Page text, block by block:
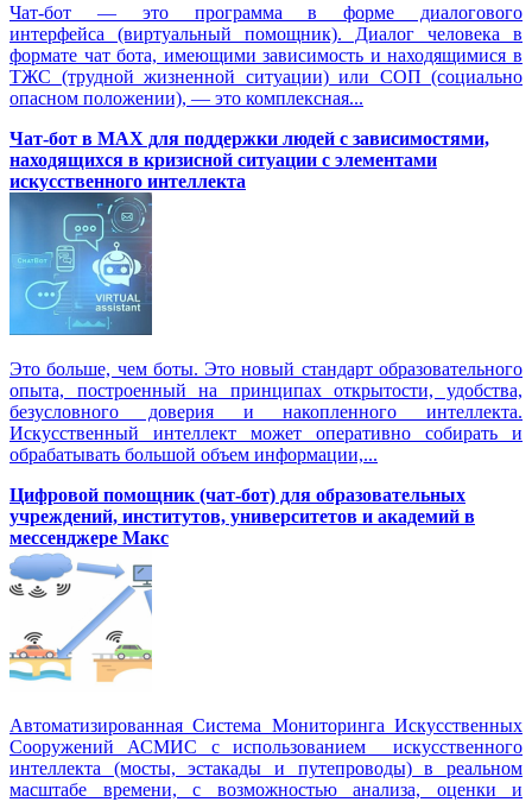
Чат-бот — это программа в форме диалогового
интерфейса (виртуальный помощник). Диалог человека в
формате чат бота, имеющими зависимость и находящимися в
ТЖС (трудной жизненной ситуации) или СОП (социально
опасном положении), — это комплексная...
Чат-бот в MAX для поддержки людей с зависимостями,
находящихся в кризисной ситуации с элементами
искусственного интеллекта
Это больше, чем боты. Это новый стандарт образовательного
опыта, построенный на принципах открытости, удобства,
безусловного доверия и накопленного интеллекта.
Искусственный интеллект может оперативно собирать и
обрабатывать большой объем информации,...
Цифровой помощник (чат-бот) для образовательных
учреждений, институтов, университетов и академий в
мессенджере Макс
Автоматизированная Система Мониторинга Искусственных
Сооружений АСМИС с использованием искусственного
интеллекта (мосты, эстакады и путепроводы) в реальном
масштабе времени, с возможностью анализа, оценки и